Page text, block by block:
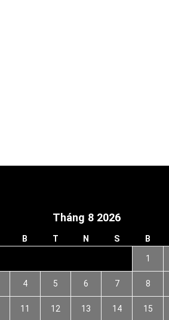
Tháng 8 2026
B T N S B
1
4 5 6 7 8
11 12 13 14 15